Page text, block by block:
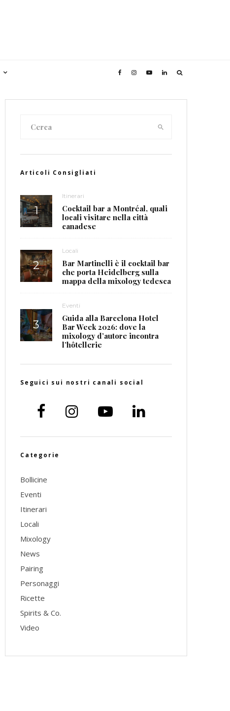
Articoli Consigliati
Itinerari
Cocktail bar a Montréal, quali
locali visitare nella città
canadese
Locali
Bar Martinelli è il cocktail bar
che porta Heidelberg sulla
mappa della mixology tedesca
Eventi
Guida alla Barcelona Hotel
Bar Week 2026: dove la
mixology d’autore incontra
l’hôtellerie
Seguici sui nostri canali social
Categorie
Bollicine
Eventi
Itinerari
Locali
Mixology
News
Pairing
Personaggi
Ricette
Spirits & Co.
Video